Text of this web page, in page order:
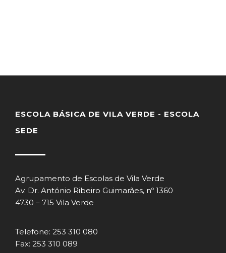
ESCOLA BÁSICA DE VILA VERDE - ESCOLA
SEDE
Agrupamento de Escolas de Vila Verde
Av. Dr. António Ribeiro Guimarães, nº 1360
4730 – 715 Vila Verde
Telefone: 253 310 080
Fax: 253 310 089